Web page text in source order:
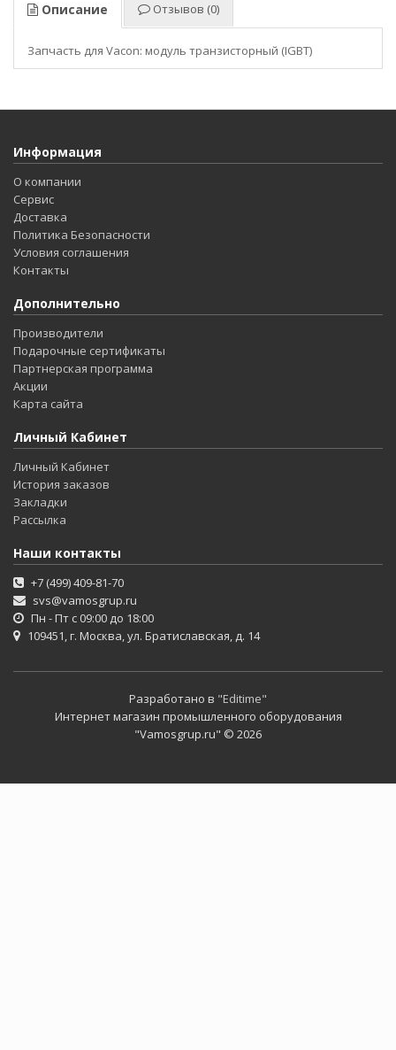
Описание Отзывов (0)
Запчасть для Vacon: модуль транзисторный (IGBT)
Информация
О компании
Сервис
Доставка
Политика Безопасности
Условия соглашения
Контакты
Дополнительно
Производители
Подарочные сертификаты
Партнерская программа
Акции
Карта сайта
Личный Кабинет
Личный Кабинет
История заказов
Закладки
Рассылка
Наши контакты
+7 (499) 409-81-70
svs@vamosgrup.ru
Пн - Пт с 09:00 до 18:00
109451, г. Москва, ул. Братиславская, д. 14
Разработано в "Editime"
Интернет магазин промышленного оборудования
"Vamosgrup.ru" © 2026